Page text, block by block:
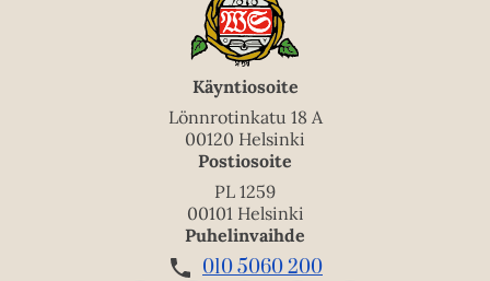
Käyntiosoite
Lönnrotinkatu 18 A
00120 Helsinki
Postiosoite
PL 1259
00101 Helsinki
Puhelinvaihde
010 5060 200